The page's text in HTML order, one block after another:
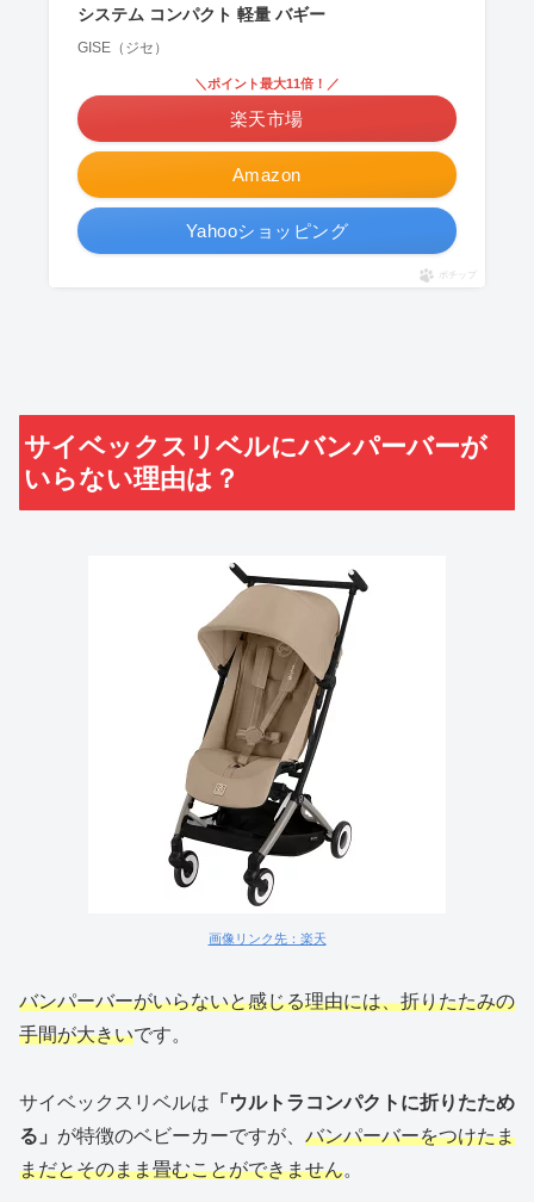
システム コンパクト 軽量 バギー
GISE（ジセ）
Amazon
＼ポイント最大11倍！／
楽天市場
Yahooショッピング
ポチップ
サイベックスリベルにバンパーバーが
いらない理由は？
画像リンク先：楽天
バンパーバーがいらないと感じる理由には、折りたたみの
手間が大きいです。
サイベックスリベルは 「ウルトラコンパクトに折りたため
る」 が特徴のベビーカーですが、 バンパーバーをつけたま
まだとそのまま畳むことができません。